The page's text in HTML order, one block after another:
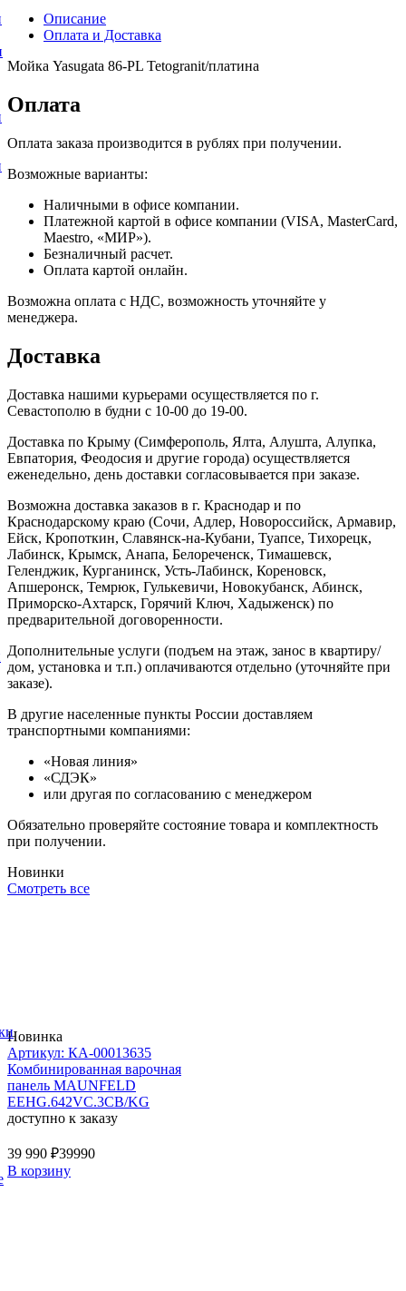
Описание
Оплата и Доставка
Мойка Yasugata 86-PL Tetogranit/платина
Оплата
Оплата заказа производится в рублях при получении.
Возможные варианты:
Наличными в офисе компании.
Платежной картой в офисе компании (VISA, MasterCard,
Maestro, «МИР»).
Безналичный расчет.
Оплата картой онлайн.
Возможна оплата с НДС, возможность уточняйте у
менеджера.
Доставка
Доставка нашими курьерами осуществляется по г.
Севастополю в будни с 10-00 до 19-00.
Доставка по Крыму (Симферополь, Ялта, Алушта, Алупка,
Евпатория, Феодосия и другие города) осуществляется
еженедельно, день доставки согласовывается при заказе.
Возможна доставка заказов в г. Краснодар и по
Краснодарскому краю (Сочи, Адлер, Новороссийск, Армавир,
Ейск, Кропоткин, Славянск-на-Кубани, Туапсе, Тихорецк,
Лабинск, Крымск, Анапа, Белореченск, Тимашевск,
Геленджик, Курганинск, Усть-Лабинск, Кореновск,
Апшеронск, Темрюк, Гулькевичи, Новокубанск, Абинск,
Приморско-Ахтарск, Горячий Ключ, Хадыженск) по
предварительной договоренности.
Дополнительные услуги (подъем на этаж, занос в квартиру/
дом, установка и т.п.) оплачиваются отдельно (уточняйте при
заказе).
В другие населенные пункты России доставляем
транспортными компаниями:
«Новая линия»
«СДЭК»
или другая по согласованию с менеджером
Обязательно проверяйте состояние товара и комплектность
при получении.
Новинки
Смотреть все
Новинка
Артикул: КА-00013635
Комбинированная варочная
панель MAUNFELD
EEHG.642VC.3CB/KG
доступно к заказу
39 990 ₽39990
В корзину